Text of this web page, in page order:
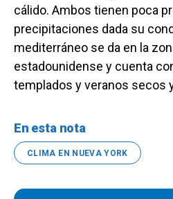
cálido. Ambos tienen poca
precipitaciones dada su
mediterráneo se da en la
estadounidense y cuenta
templados y veranos secos
En esta nota
CLIMA EN NUEVA YORK